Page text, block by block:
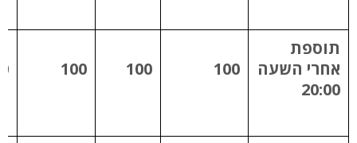
תוספת
אחרי השעה
20:00
100
100
100